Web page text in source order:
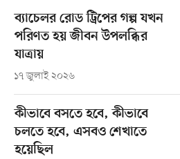
ব্যাচেলর রোড ট্রিপের গল্প যখন
পরিণত হয় জীবন উপলব্ধির
যাত্রায়
১৭ জুলাই ২০২৬
কীভাবে বসতে হবে, কীভাবে
চলতে হবে, এসবও শেখাতে
হয়েছিল